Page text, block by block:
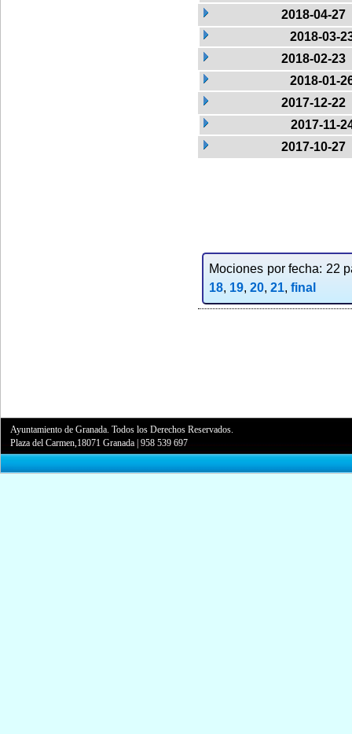
2018-04-27
2018-03-
2018-02-23
2018-01-
2017-12-22
2017-11-
2017-10-27
Mociones por fecha: 22
18, 19, 20, 21, final
Ayuntamiento de Granada. Todos los Derechos Reservados.
Plaza del Carmen,18071 Granada |958 539 697